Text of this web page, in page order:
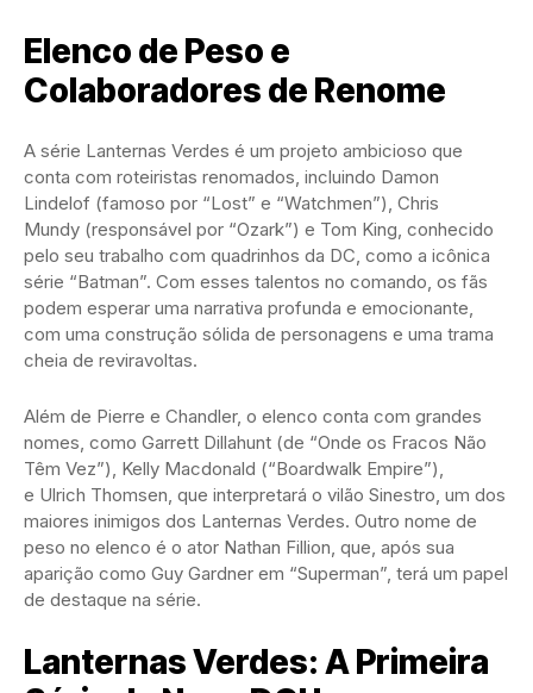
Elenco de Peso e
Colaboradores de Renome
A série Lanternas Verdes é um projeto ambicioso que
conta com roteiristas renomados, incluindo Damon
Lindelof (famoso por “Lost” e “Watchmen”), Chris
Mundy (responsável por “Ozark”) e Tom King, conhecido
pelo seu trabalho com quadrinhos da DC, como a icônica
série “Batman”. Com esses talentos no comando, os fãs
podem esperar uma narrativa profunda e emocionante,
com uma construção sólida de personagens e uma trama
cheia de reviravoltas.
Além de Pierre e Chandler, o elenco conta com grandes
nomes, como Garrett Dillahunt (de “Onde os Fracos Não
Têm Vez”), Kelly Macdonald (“Boardwalk Empire”),
e Ulrich Thomsen, que interpretará o vilão Sinestro, um dos
maiores inimigos dos Lanternas Verdes. Outro nome de
peso no elenco é o ator Nathan Fillion, que, após sua
aparição como Guy Gardner em “Superman”, terá um papel
de destaque na série.
Lanternas Verdes: A Primeira